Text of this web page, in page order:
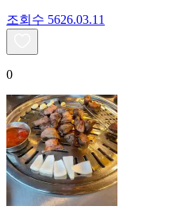
조회수 5626.03.11
0